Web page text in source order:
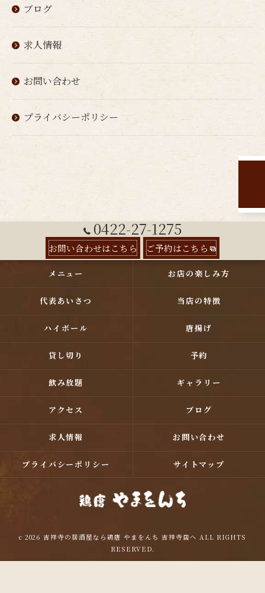
ブログ
求人情報
お問い合わせ
プライバシーポリシー
0422-27-1275
お問い合わせはこちら ご予約はこちら
メニュー お店の楽しみ方
代表あいさつ 当店の特徴
ハイボール 唐揚げ
貸し切り 予約
飲み放題 ギャラリー
アクセス ブログ
求人情報 お問い合わせ
プライバシーポリシー サイトマップ
c 2026 吉祥寺の居酒屋なら鶏唐 やまをんち 吉祥寺店へ ALL RIGHTS
RESERVED.